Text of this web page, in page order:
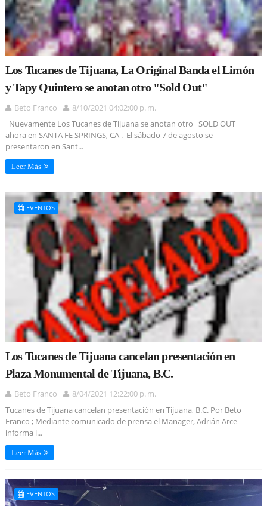
Los Tucanes de Tijuana, La Original Banda el Limón
y Tapy Quintero se anotan otro "Sold Out"
Beto Franco
8/10/2021 04:02:00 p. m.
Nuevamente Los Tucanes de Tijuana se anotan otro SOLD OUT
ahora en SANTA FE SPRINGS, CA . El sábado 7 de agosto se
presentaron en Sant...
Leer Más
EVENTOS
Los Tucanes de Tijuana cancelan presentación en
Plaza Monumental de Tijuana, B.C.
Beto Franco
8/04/2021 12:22:00 p. m.
Tucanes de Tijuana cancelan presentación en Tijuana, B.C. Por Beto
Franco ; Mediante comunicado de prensa el Manager, Adrián Arce
informa l...
Leer Más
EVENTOS